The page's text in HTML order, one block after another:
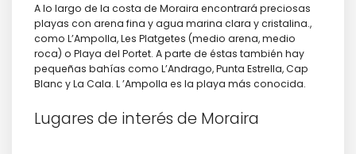
A lo largo de la costa de Moraira encontrará preciosas
playas con arena fina y agua marina clara y cristalina.,
como L’Ampolla, Les Platgetes (medio arena, medio
roca) o Playa del Portet. A parte de éstas también hay
pequeñas bahías como L’Andrago, Punta Estrella, Cap
Blanc y La Cala. L ’Ampolla es la playa más conocida.
Lugares de interés de Moraira